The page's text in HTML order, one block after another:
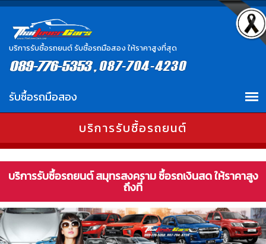
บริการรับซื้อรถยนต์ รับซื้อรถมือสอง ให้ราคาสูงที่สุด
บริการรับซื้อรถยนต์
บริการรับซื้อรถยนต์ สมุทรสงคราม ซื้อรถเงินสด ให้ราคาสูง
ถึงที่